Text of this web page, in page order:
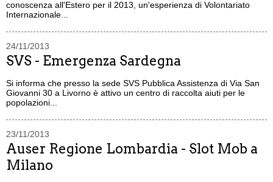
conoscenza all'Estero per il 2013, un'esperienza di Volontariato
Internazionale...
24/11/2013
SVS - Emergenza Sardegna
Si informa che presso la sede SVS Pubblica Assistenza di Via San
Giovanni 30 a Livorno è attivo un centro di raccolta aiuti per le
popolazioni...
23/11/2013
Auser Regione Lombardia - Slot Mob a
Milano